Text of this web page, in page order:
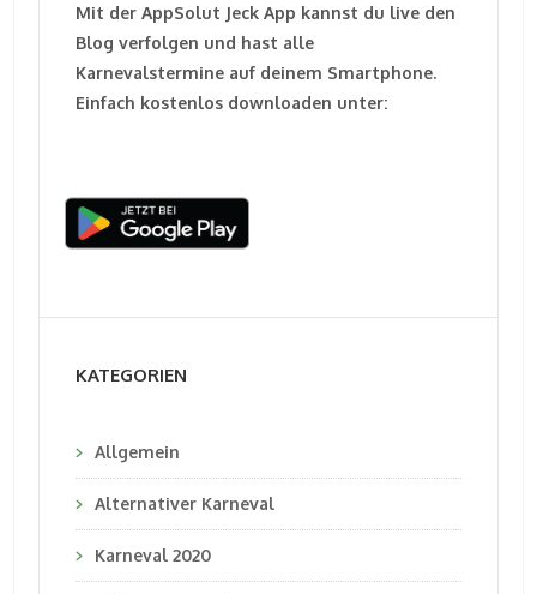
Mit der AppSolut Jeck App kannst du live den
Blog verfolgen und hast alle
Karnevalstermine auf deinem Smartphone.
Einfach kostenlos downloaden unter:
KATEGORIEN
Allgemein
Alternativer Karneval
Karneval 2020